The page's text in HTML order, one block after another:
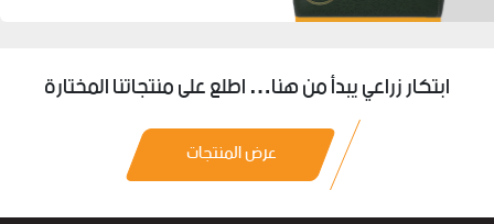
ابتكار زراعي يبدأ من هنا… اطلع على منتجاتنا المختارة
عرض المنتجات